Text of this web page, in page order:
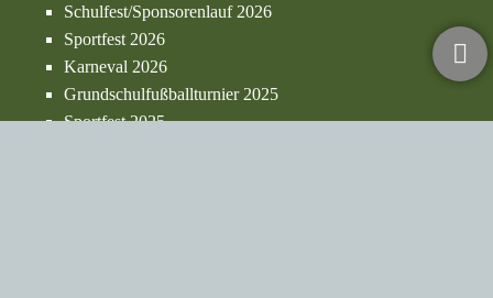
Schulfest/Sponsorenlauf 2026
Sportfest 2026
Karneval 2026
Grundschulfußballturnier 2025
Sportfest 2025